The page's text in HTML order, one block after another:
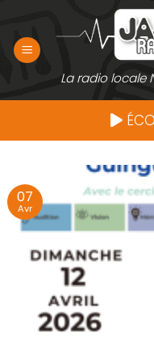
contenu
La radio locale
07
Avr